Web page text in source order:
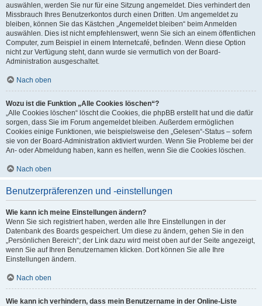
auswählen, werden Sie nur für eine Sitzung angemeldet. Dies verhindert den
Missbrauch Ihres Benutzerkontos durch einen Dritten. Um angemeldet zu
bleiben, können Sie das Kästchen „Angemeldet bleiben“ beim Anmelden
auswählen. Dies ist nicht empfehlenswert, wenn Sie sich an einem öffentlichen
Computer, zum Beispiel in einem Internetcafé, befinden. Wenn diese Option
nicht zur Verfügung steht, dann wurde sie vermutlich von der Board-
Administration ausgeschaltet.
Nach oben
Wozu ist die Funktion „Alle Cookies löschen“?
„Alle Cookies löschen“ löscht die Cookies, die phpBB erstellt hat und die dafür
sorgen, dass Sie im Forum angemeldet bleiben. Außerdem ermöglichen
Cookies einige Funktionen, wie beispielsweise den „Gelesen“-Status – sofern
sie von der Board-Administration aktiviert wurden. Wenn Sie Probleme bei der
An- oder Abmeldung haben, kann es helfen, wenn Sie die Cookies löschen.
Nach oben
Benutzerpräferenzen und -einstellungen
Wie kann ich meine Einstellungen ändern?
Wenn Sie sich registriert haben, werden alle Ihre Einstellungen in der
Datenbank des Boards gespeichert. Um diese zu ändern, gehen Sie in den
„Persönlichen Bereich“; der Link dazu wird meist oben auf der Seite angezeigt,
wenn Sie auf Ihren Benutzernamen klicken. Dort können Sie alle Ihre
Einstellungen ändern.
Nach oben
Wie kann ich verhindern, dass mein Benutzername in der Online-Liste